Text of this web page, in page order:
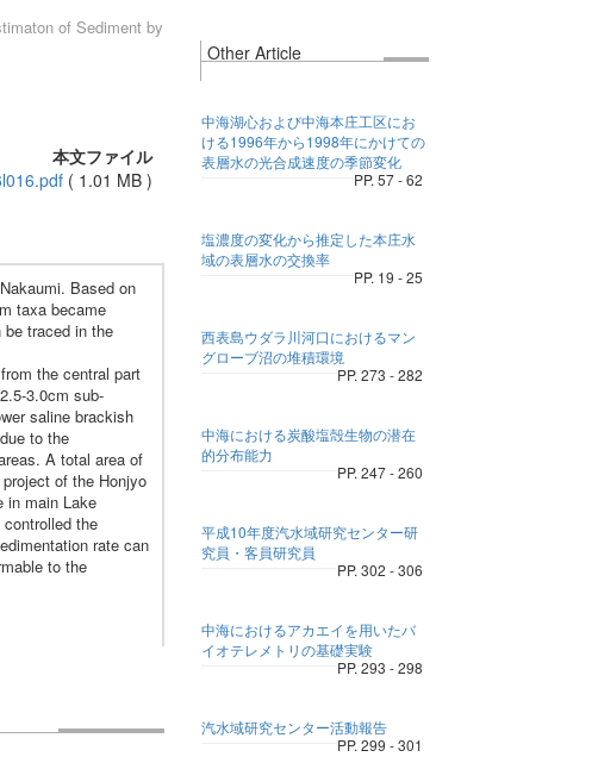
of Sediment by
本文ファイル
( 1.01 MB )
Based on
taxa became
traced in the
the central part
3.0cm sub-
saline brackish
to the
A total area of
of the Honjyo
in main Lake
the
rate can
to the
Other Article
中海湖心および中海本庄工区にお
ける1996年から1998年にかけての
表層水の光合成速度の季節変化
PP. 57 - 62
塩濃度の変化から推定した本庄水
域の表層水の交換率
PP. 19 - 25
西表島ウダラ川河口におけるマン
グローブ沼の堆積環境
PP. 273 - 282
中海における炭酸塩殻生物の潜在
的分布能力
PP. 247 - 260
平成10年度汽水域研究センター研
究員・客員研究員
PP. 302 - 306
中海におけるアカエイを用いたバ
イオテレメトリの基礎実験
PP. 293 - 298
汽水域研究センター活動報告
PP. 299 - 301